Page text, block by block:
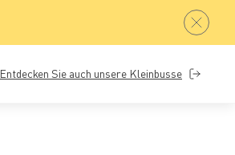
Entdecken Sie auch unsere Kleinbusse